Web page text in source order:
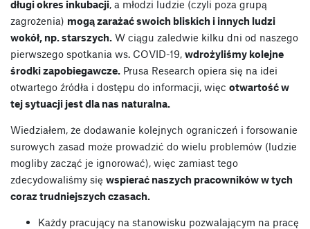
długi okres inkubacji, a młodzi ludzie (czyli poza grupą
zagrożenia) mogą zarażać swoich bliskich i innych ludzi
wokół, np. starszych. W ciągu zaledwie kilku dni od naszego
pierwszego spotkania ws. COVID-19, wdrożyliśmy kolejne
środki zapobiegawcze. Prusa Research opiera się na idei
otwartego źródła i dostępu do informacji, więc otwartość w
tej sytuacji jest dla nas naturalna.
Wiedziałem, że dodawanie kolejnych ograniczeń i forsowanie
surowych zasad może prowadzić do wielu problemów (ludzie
mogliby zacząć je ignorować), więc zamiast tego
zdecydowaliśmy się wspierać naszych pracowników w tych
coraz trudniejszych czasach.
Każdy pracujący na stanowisku pozwalającym na pracę